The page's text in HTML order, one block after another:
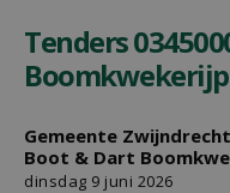
Tenders
Gemeente
Boot & Dart
dinsdag 9 juni 2026